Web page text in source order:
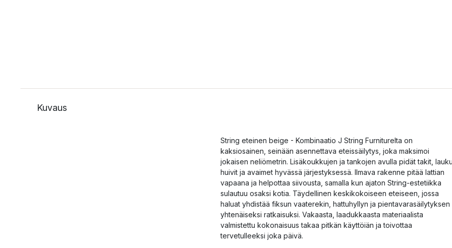
Kuvaus
String eteinen beige - Kombinaatio J String Furniturelta on
kaksiosainen, seinään asennettava eteissäilytys, joka maksimoi
jokaisen neliömetrin. Lisäkoukkujen ja tankojen avulla pidät takit,
huivit ja avaimet hyvässä järjestyksessä. Ilmava rakenne pitää lattian
vapaana ja helpottaa siivousta, samalla kun ajaton String-estetiikka
sulautuu osaksi kotia. Täydellinen keskikokoiseen eteiseen, jossa
haluat yhdistää fiksun vaaterekin, hattuhyllyn ja pientavarasäilytyksen
yhtenäiseksi ratkaisuksi. Vakaasta, laadukkaasta materiaalista
valmistettu kokonaisuus takaa pitkän käyttöiän ja toivottaa
tervetulleeksi joka päivä.